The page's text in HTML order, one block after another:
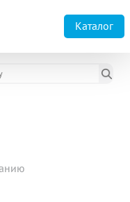
Каталог